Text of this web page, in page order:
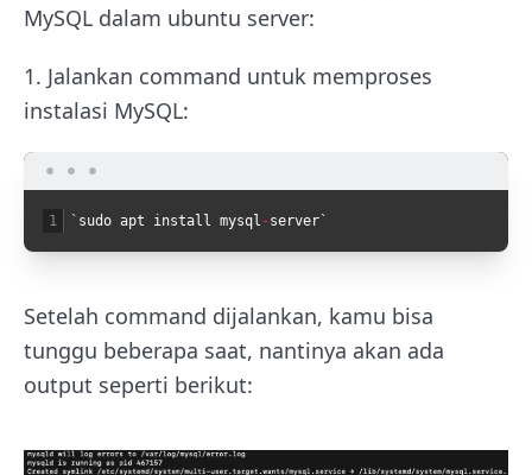
MySQL dalam ubuntu server:
1. Jalankan command untuk memproses
instalasi MySQL:
1 ` sudo apt install mysql -server `
Setelah command dijalankan, kamu bisa
tunggu beberapa saat, nantinya akan ada
output seperti berikut: